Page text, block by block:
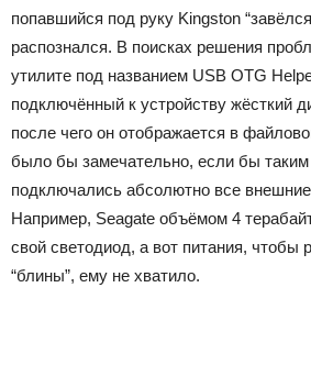
попавшийся под руку Kingston
распознался. В поисках решения
утилите под названием USB OTG
подключённый к устройству жёсткий
после чего он отображается в
было бы замечательно, если бы
подключались абсолютно все
Например, Seagate объёмом 4
свой светодиод, а вот питания, чтобы
“блины”, ему не хватило.